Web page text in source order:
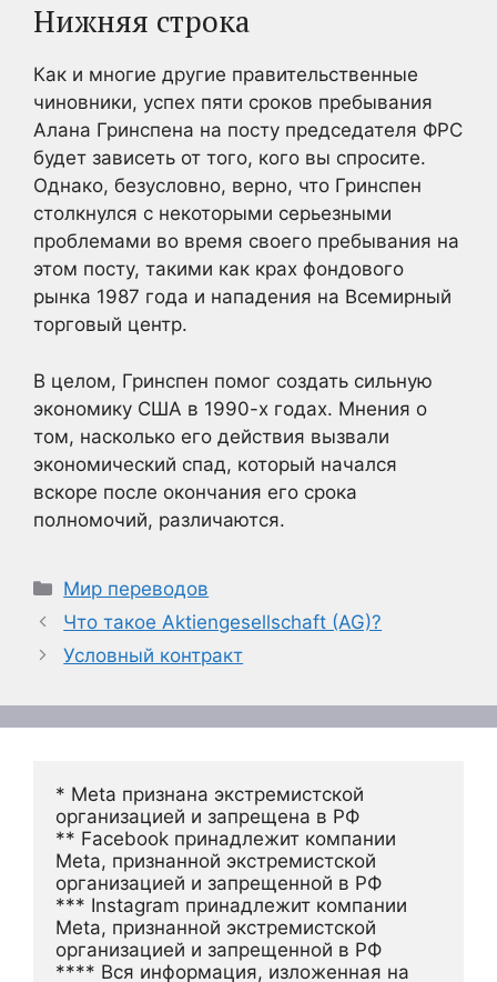
Нижняя строка
Как и многие другие правительственные
чиновники, успех пяти сроков пребывания
Алана Гринспена на посту председателя ФРС
будет зависеть от того, кого вы спросите.
Однако, безусловно, верно, что Гринспен
столкнулся с некоторыми серьезными
проблемами во время своего пребывания на
этом посту, такими как крах фондового
рынка 1987 года и нападения на Всемирный
торговый центр.
В целом, Гринспен помог создать сильную
экономику США в 1990-х годах. Мнения о
том, насколько его действия вызвали
экономический спад, который начался
вскоре после окончания его срока
полномочий, различаются.
Рубрики
Мир переводов
Что такое Aktiengesellschaft (AG)?
Условный контракт
* Meta признана экстремистской
организацией и запрещена в РФ
** Facebook принадлежит компании
Meta, признанной экстремистской
организацией и запрещенной в РФ
*** Instagram принадлежит компании
Meta, признанной экстремистской
организацией и запрещенной в РФ
**** Вся информация, изложенная на